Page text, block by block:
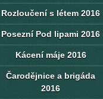
Rozloučení s létem 2016
Posezní Pod lipami 2016
Kácení máje 2016
Čarodějnice a brigáda
2016